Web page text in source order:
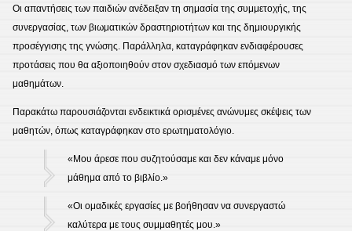
Οι απαντήσεις των παιδιών ανέδειξαν τη σημασία της συμμετοχής, της
συνεργασίας, των βιωματικών δραστηριοτήτων και της δημιουργικής
προσέγγισης της γνώσης. Παράλληλα, καταγράφηκαν ενδιαφέρουσες
προτάσεις που θα αξιοποιηθούν στον σχεδιασμό των επόμενων
μαθημάτων.
Παρακάτω παρουσιάζονται ενδεικτικά ορισμένες ανώνυμες σκέψεις των
μαθητών, όπως καταγράφηκαν στο ερωτηματολόγιο.
«Μου άρεσε που συζητούσαμε και δεν κάναμε μόνο
μάθημα από το βιβλίο.»
«Οι ομαδικές εργασίες με βοήθησαν να συνεργαστώ
καλύτερα με τους συμμαθητές μου.»